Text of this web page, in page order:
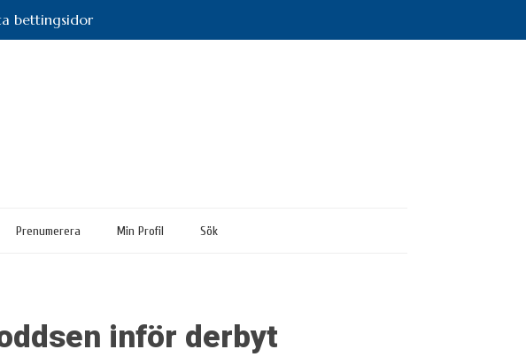
bettingsidor
Prenumerera Min Profil Sök
inför derbyt